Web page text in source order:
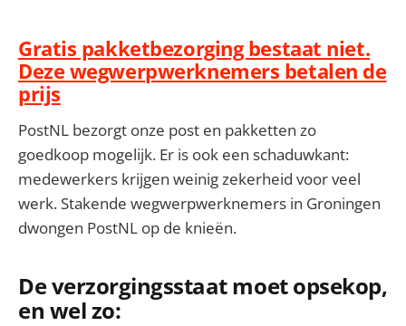
Gratis pakketbezorging bestaat niet.
Deze wegwerpwerknemers betalen de
prijs
PostNL bezorgt onze post en pakketten zo
goedkoop mogelijk. Er is ook een schaduwkant:
medewerkers krijgen weinig zekerheid voor veel
werk. Stakende wegwerpwerknemers in Groningen
dwongen PostNL op de knieën.
De verzorgingsstaat moet opsekop,
en wel zo: